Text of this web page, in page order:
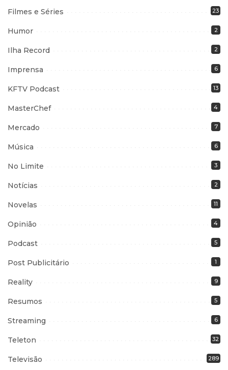
Filmes e Séries 23
Humor 2
Ilha Record 2
Imprensa 6
KFTV Podcast 13
MasterChef 4
Mercado 7
Música 6
No Limite 3
Notícias 2
Novelas 11
Opinião 4
Podcast 5
Post Publicitário 1
Reality 9
Resumos 5
Streaming 6
Teleton 32
Televisão 289